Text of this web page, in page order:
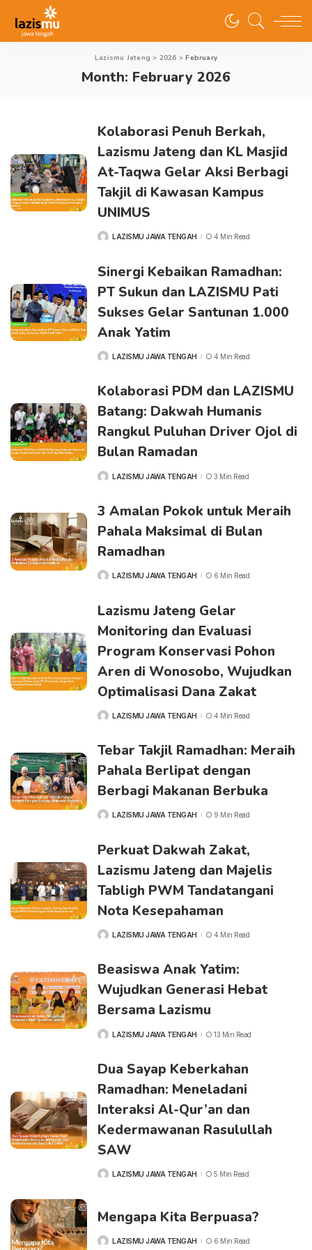
Lazismu Jateng > 2026 >February
Month: February 2026
Kolaborasi Penuh Berkah,
Lazismu Jateng dan KL Masjid
At-Taqwa Gelar Aksi Berbagi
Takjil di Kawasan Kampus
UNIMUS
POSTEDLAZISMU JAWA TENGAH 4 Min Read
Sinergi Kebaikan Ramadhan:
PT Sukun dan LAZISMU Pati
Sukses Gelar Santunan 1.000
Anak Yatim
POSTEDLAZISMU JAWA TENGAH 4 Min Read
Kolaborasi PDM dan LAZISMU
Batang: Dakwah Humanis
Rangkul Puluhan Driver Ojol di
Bulan Ramadan
POSTEDLAZISMU JAWA TENGAH 3 Min Read
3 Amalan Pokok untuk Meraih
Pahala Maksimal di Bulan
Ramadhan
POSTEDLAZISMU JAWA TENGAH 6 Min Read
Lazismu Jateng Gelar
Monitoring dan Evaluasi
Program Konservasi Pohon
Aren di Wonosobo, Wujudkan
Optimalisasi Dana Zakat
POSTEDLAZISMU JAWA TENGAH 4 Min Read
Tebar Takjil Ramadhan: Meraih
Pahala Berlipat dengan
Berbagi Makanan Berbuka
POSTEDLAZISMU JAWA TENGAH 9 Min Read
Perkuat Dakwah Zakat,
Lazismu Jateng dan Majelis
Tabligh PWM Tandatangani
Nota Kesepahaman
POSTEDLAZISMU JAWA TENGAH 4 Min Read
Beasiswa Anak Yatim:
Wujudkan Generasi Hebat
Bersama Lazismu
POSTEDLAZISMU JAWA TENGAH 13 Min Read
Dua Sayap Keberkahan
Ramadhan: Meneladani
Interaksi Al-Qur’an dan
Kedermawanan Rasulullah
SAW
POSTEDLAZISMU JAWA TENGAH 5 Min Read
Mengapa Kita Berpuasa?
POSTEDLAZISMU JAWA TENGAH 6 Min Read